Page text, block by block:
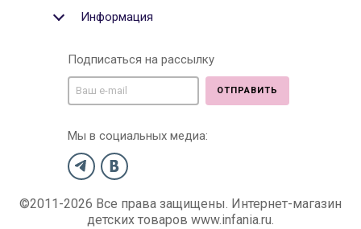
Информация
Подписаться на рассылку
ОТПРАВИТЬ
Мы в социальных медиа:
©2011-2026 Все права защищены. Интернет-магазин
детских товаров www.infania.ru.